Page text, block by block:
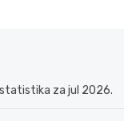
za jul 2026.